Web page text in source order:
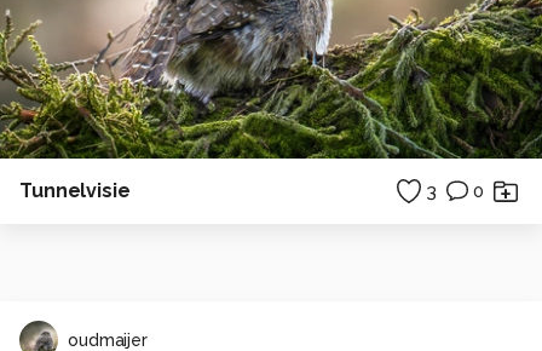
Tunnelvisie 3 0
oudmaijer